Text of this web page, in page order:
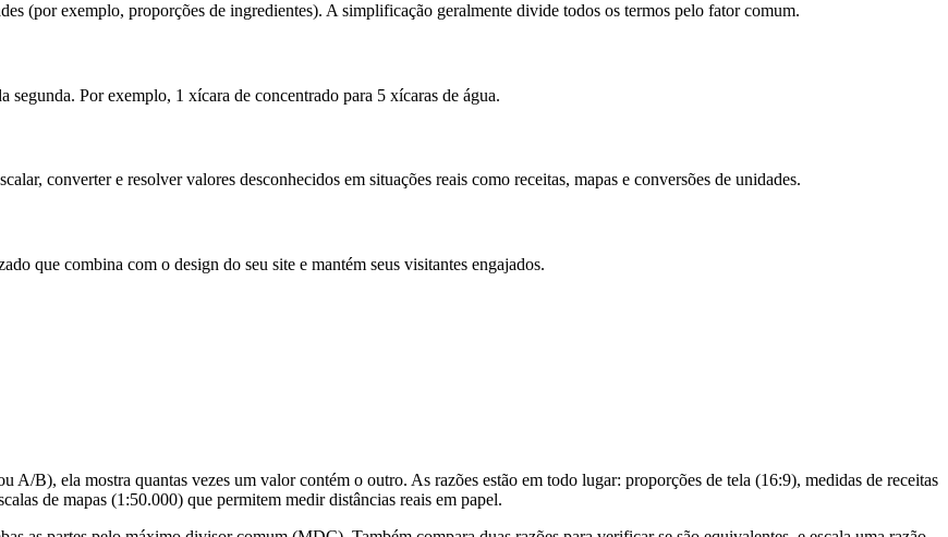
(por exemplo, proporções de ingredientes). A simplificação geralmente divide todos os termos pelo fator comum.
Por exemplo, 1 xícara de concentrado para 5 xícaras de água.
converter e resolver valores desconhecidos em situações reais como receitas, mapas e conversões de unidades.
que combina com o design do seu site e mantém seus visitantes engajados.
A/B), ela mostra quantas vezes um valor contém o outro. As razões estão em todo lugar: proporções de tela (16:9), medidas de receitas
de mapas (1:50.000) que permitem medir distâncias reais em papel.